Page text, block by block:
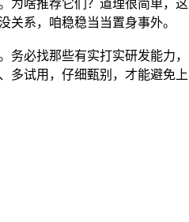
为啥推荐它们？道理很简单
关系，咱稳稳当当置身事外。
务必找那些有实打实研发能
多试用，仔细甄别，才能避